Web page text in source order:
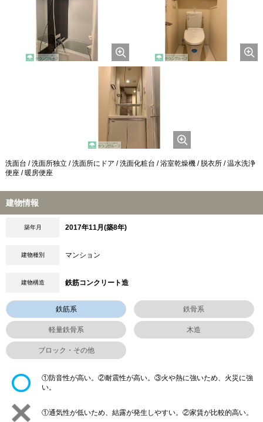
洗面台 / 洗面所独立 / 洗面所にドア / 洗面化粧台 / 浴室乾燥機 / 脱衣所 / 温水洗浄
便座 / 暖房便座
建物情報
築年月 2017年11月(築8年)
建物種別 マンション
建物構造 鉄筋コンクリート造
鉄筋系 鉄骨系
軽量鉄骨系 木造
ブロック・その他
①防音性が高い。②耐震性が高い。③火や熱に強いため、火災に強
い。
①通気性が低いため、結露が発生しやすい。②家賃が比較的高い。